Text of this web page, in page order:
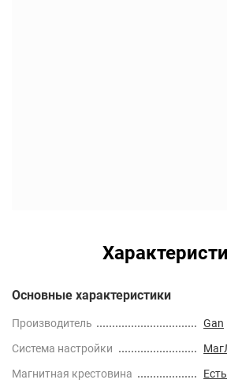
Основные характеристики
Производитель
Gan
Cистема настройки
Магнитная крестовина
Есть